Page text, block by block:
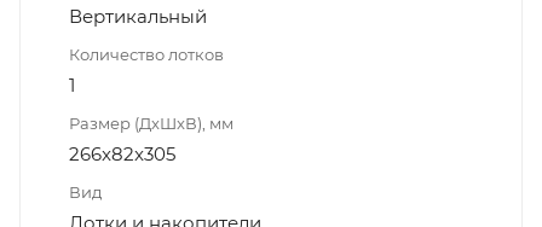
Вертикальный
Количество лотков
1
Размер (ДxШxВ), мм
266x82x305
Вид